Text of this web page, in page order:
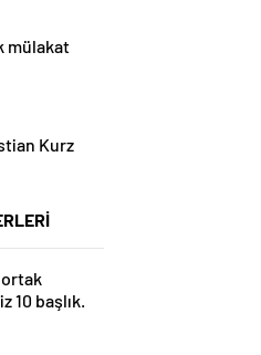
mülakat
Kurz
10 başlık.